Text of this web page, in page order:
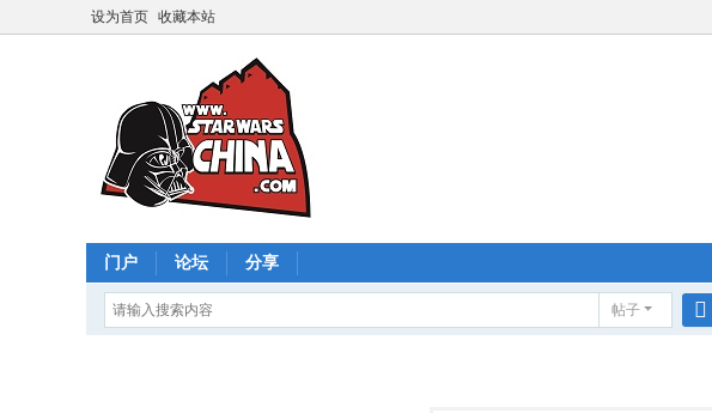
设为首页 收藏本站
门户 论坛 分享
帖子